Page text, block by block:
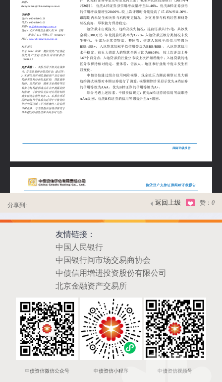
分享到: 返回上级 赞： 0
友情链接：
中国人民银行
中国银行间市场交易商协会
中债信用增进投资股份有限公司
北京金融资产交易所
中债资信微信公众号 中债资信小程序 中债资信视频号